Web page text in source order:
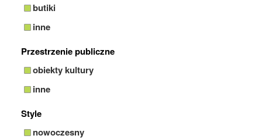
butiki
inne
Przestrzenie publiczne
obiekty kultury
inne
Style
nowoczesny